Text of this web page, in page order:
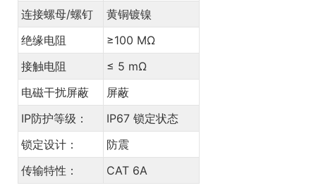
连接螺母/螺钉
黄铜镀镍
绝缘电阻
≥100 MΩ
接触电阻
≤ 5 mΩ
电磁干扰屏蔽
屏蔽
IP防护等级：
IP67 锁定状态
锁定设计：
防震
传输特性：
CAT 6A